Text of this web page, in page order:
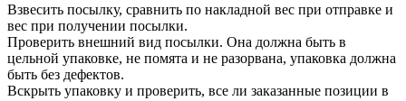
Взвесить посылку, сравнить по накладной вес при отправке и
вес при получении посылки.
Проверить внешний вид посылки. Она должна быть в
цельной упаковке, не помята и не разорвана, упаковка должна
быть без дефектов.
Вскрыть упаковку и проверить, все ли заказанные позиции в